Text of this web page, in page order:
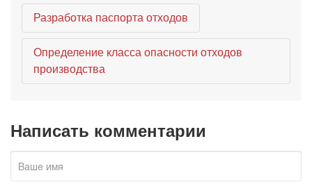
Разработка паспорта отходов
Определение класса опасности отходов
производства
Написать комментарии